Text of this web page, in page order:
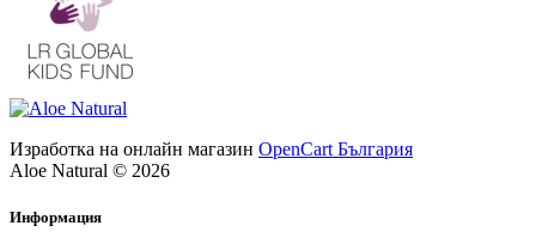
Изработка на онлайн магазин OpenCart България
Aloe Natural © 2026
Информация